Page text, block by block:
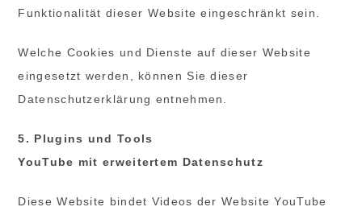
Funktionalität dieser Website eingeschränkt sein.
Welche Cookies und Dienste auf dieser Website
eingesetzt werden, können Sie dieser
Datenschutzerklärung entnehmen.
5. Plugins und Tools
YouTube mit erweitertem Datenschutz
Diese Website bindet Videos der Website YouTube